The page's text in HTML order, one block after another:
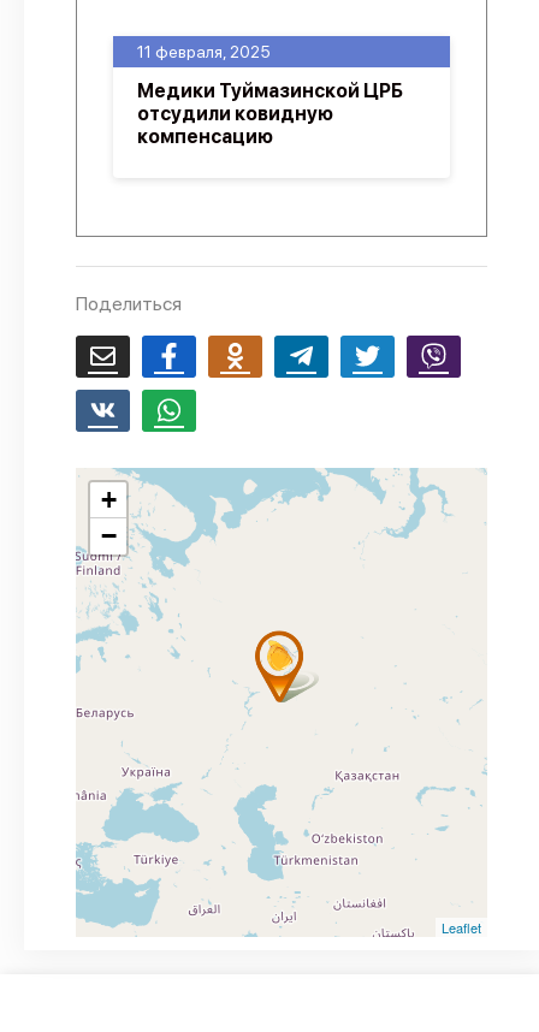
11 февраля, 2025
Медики Туймазинской ЦРБ
отсудили ковидную
компенсацию
Поделиться
+
−
Leaflet